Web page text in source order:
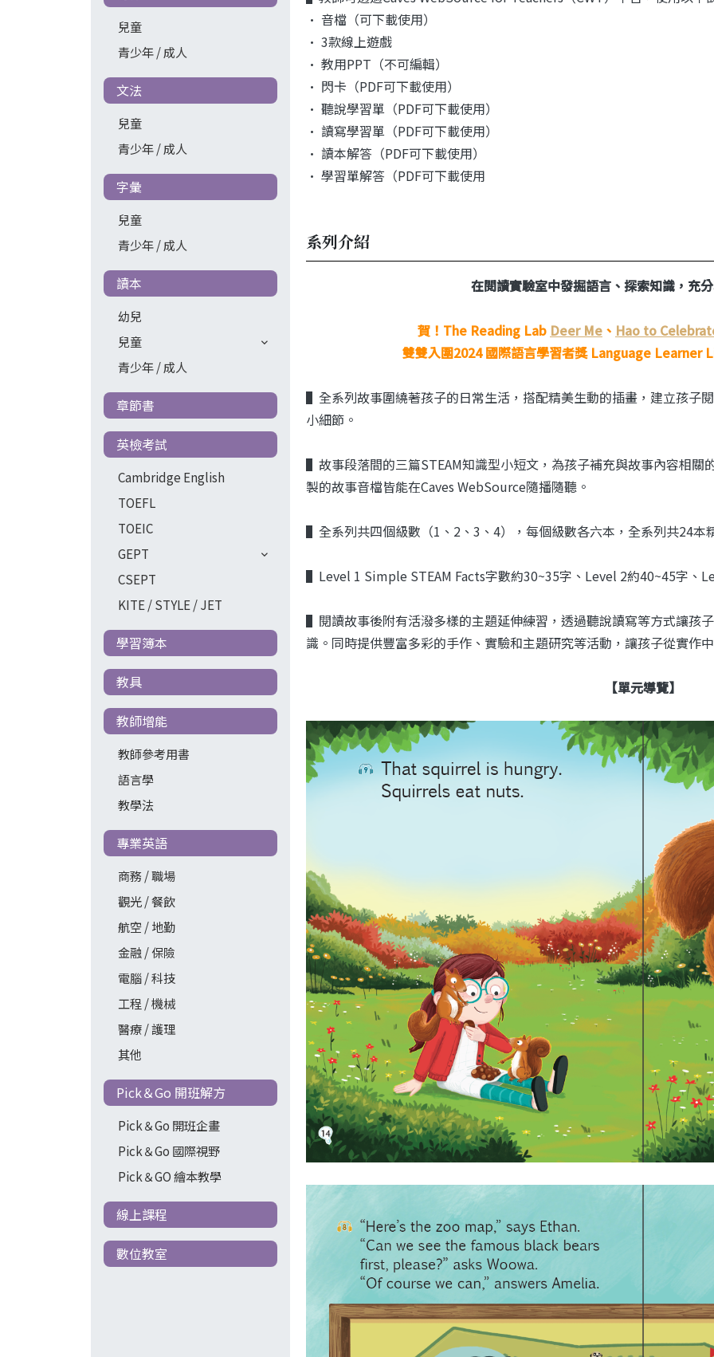
兒童
青少年 / 成人
文法
兒童
青少年 / 成人
字彙
兒童
青少年 / 成人
讀本
幼兒
兒童
青少年 / 成人
章節書
英檢考試
Cambridge English
TOEFL
TOEIC
GEPT
CSEPT
KITE / STYLE / JET
學習簿本
教具
教師增能
教師參考用書
語言學
教學法
專業英語
商務 / 職場
觀光 / 餐飲
航空 / 地勤
金融 / 保險
電腦 / 科技
工程 / 機械
醫療 / 護理
其他
Pick＆Go 開班解方
Pick＆Go 開班企畫
Pick＆Go 國際視野
Pick＆GO 繪本教學
線上課程
數位教室
• 音檔（可下載使用）
• 3款線上遊戲
• 教用PPT（不可編輯）
• 閃卡（PDF可下載使用）
• 聽說學習單（PDF可下載使用）
• 讀寫學習單（PDF可下載使用）
• 讀本解答（PDF可下載使用）
• 學習單解答（PDF可下載使用
系列介紹
在閱讀實驗室中發掘語言、探索知識，充
賀！The Reading Lab Deer Me 、 Hao to
雙雙入圍2024 國際語言學習者獎 Language Learner
▌全系列故事圍繞著孩子的日常生活，搭配精美生動的插畫，建立孩子
小細節。
▌故事段落間的三篇STEAM知識型小短文，為孩子補充與故事內容相關
製的故事音檔皆能在Caves WebSource隨播隨聽。
▌全系列共四個級數（1、2、3、4），每個級數各六本，全系列共24本
▌Level 1 Simple STEAM Facts字數約30~35字、Level 2約40~45字、
▌閱讀故事後附有活潑多樣的主題延伸練習，透過聽說讀寫等方式讓孩
識。同時提供豐富多彩的手作、實驗和主題研究等活動，讓孩子從實作
【單元導覽】